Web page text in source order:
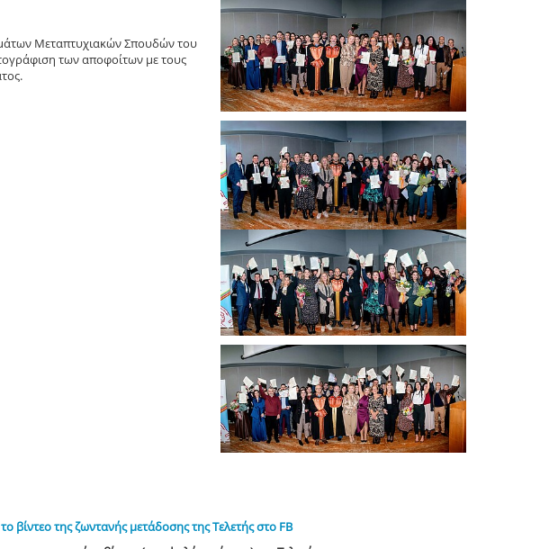
Μεταπτυχιακών Σπουδών του
των αποφοίτων με τους
βίντεο της ζωντανής μετάδοσης της Τελετής στο FB